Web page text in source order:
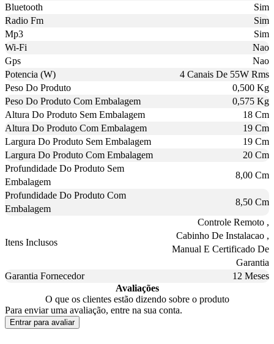
Bluetooth
Sim
Radio Fm
Sim
Mp3
Sim
Wi-Fi
Nao
Gps
Nao
Potencia (W)
4 Canais De 55W Rms
Peso Do Produto
0,500 Kg
Peso Do Produto Com Embalagem
0,575 Kg
Altura Do Produto Sem Embalagem
18 Cm
Altura Do Produto Com Embalagem
19 Cm
Largura Do Produto Sem Embalagem
19 Cm
Largura Do Produto Com Embalagem
20 Cm
Profundidade Do Produto Sem
Embalagem
8,00 Cm
Profundidade Do Produto Com
Embalagem
8,50 Cm
Itens Inclusos
Controle Remoto ,
Cabinho De Instalacao ,
Manual E Certificado De
Garantia
Garantia Fornecedor
12 Meses
Avaliações
O que os clientes estão dizendo sobre o produto
Para enviar uma avaliação, entre na sua conta.
Entrar para avaliar